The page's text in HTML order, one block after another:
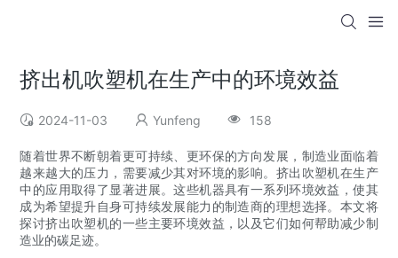
挤出机吹塑机在生产中的环境效益
2024-11-03 Yunfeng 158
随着世界不断朝着更可持续、更环保的方向发展，制造业面临着
越来越大的压力，需要减少其对环境的影响。挤出吹塑机在生产
中的应用取得了显著进展。这些机器具有一系列环境效益，使其
成为希望提升自身可持续发展能力的制造商的理想选择。本文将
探讨挤出吹塑机的一些主要环境效益，以及它们如何帮助减少制
造业的碳足迹。